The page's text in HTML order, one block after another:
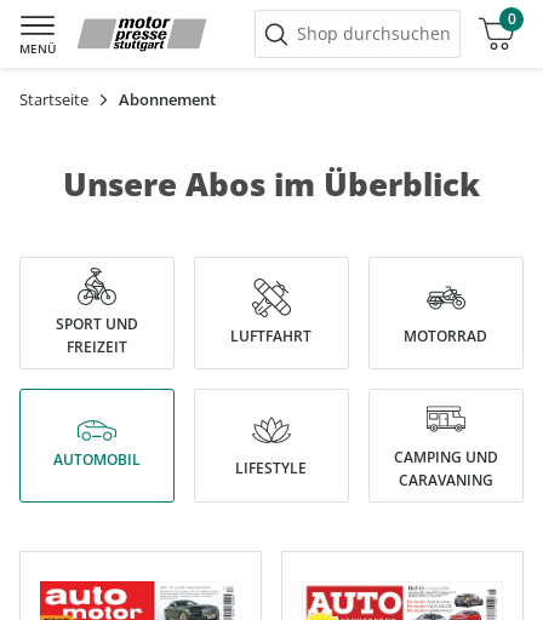
MENÜ
Shop durchsuchen
0
Warenkorb
Startseite Abonnement
Unsere Abos im Überblick
SPORT UND
FREIZEIT
LUFTFAHRT MOTORRAD
AUTOMOBIL LIFESTYLE
CAMPING UND
CARAVANING